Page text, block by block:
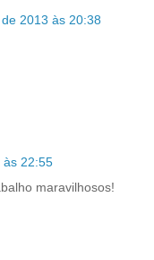
2013 às 20:38
às 22:55
maravilhosos!